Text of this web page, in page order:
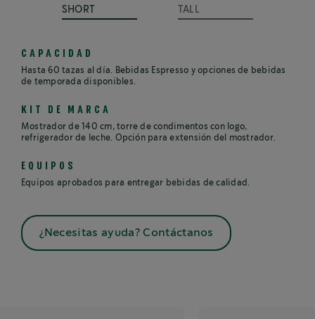
SHORT TALL
CAPACIDAD
Hasta 60 tazas al día. Bebidas Espresso y opciones de bebidas
de temporada disponibles.
KIT DE MARCA
Mostrador de 140 cm, torre de condimentos con logo,
refrigerador de leche. Opción para extensión del mostrador.
EQUIPOS
Equipos aprobados para entregar bebidas de calidad.
¿Necesitas ayuda? Contáctanos